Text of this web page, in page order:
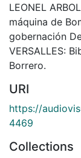
LEONEL
máquina de
gobernación
VERSALLES:
Borrero.
URI
https://
4469
Collections